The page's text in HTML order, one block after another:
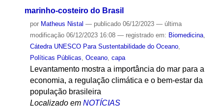
marinho-costeiro do Brasil
por Matheus Nistal — publicado06/12/2023 — última
modificação06/12/2023 16:08 — registrado em: Biomedicina,
Cátedra UNESCO Para Sustentabilidade do Oceano,
Políticas Públicas Oceano, capa
Levantamento mostra a importância do mar para a
economia, a regulação climática e o bem-estar da
população brasileira
Localizado em NOTÍCIAS